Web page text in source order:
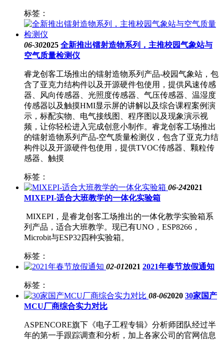
标签：
06-302025 全新推出镭射造物系列，主推校园气象站与
空气质量检测仪
睿龙创客工场推出的镭射造物系列产品-校园气象站，包
含了亚克力结构件以及开源硬件包使用，提供风速传感
器、风向传感器、光照度传感器、气压传感器、温湿度
传感器以及触摸HMI显示屏的讲解以及综合课程案例演
示，标配实物、电气接线图、程序图以及现象演示视
频，让你轻松进入完成创意小制作。睿龙创客工场推出
的镭射造物系列产品-空气质量检测仪，包含了亚克力结
构件以及开源硬件包使用，提供TVOC传感器、颗粒传
感器、触摸
标签：
06-242021
MIXEPI-适合大班教学的一体化实验箱
MIXEPI，是睿龙创客工场推出的一体化教学实验箱系
列产品，适合大班教学。现已有UNO，ESP8266，
Microbit与ESP32四种实验箱。
标签：
02-012021 2021年春节放假通知
标签：
08-062020 30家国产
MCU厂商综合实力对比
ASPENCORE旗下《电子工程专辑》分析师团队经过半
年的第一手跟踪调查和分析，加上各家公司的官网信息